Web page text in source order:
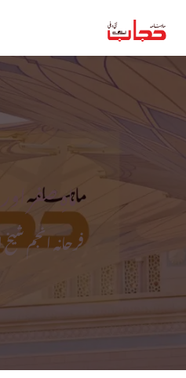
ماہِ صفر
فرحانہ انجم